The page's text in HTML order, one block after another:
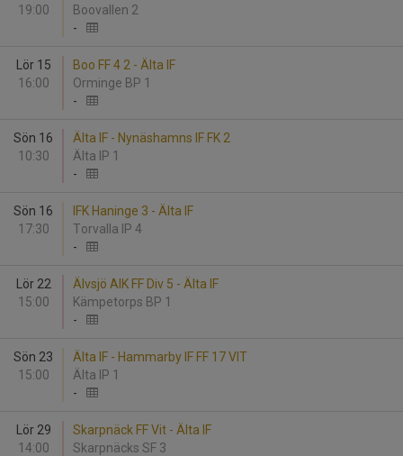
19:00
Boovallen 2
-
Lör 15
16:00
Boo FF 4 2 - Älta IF
Orminge BP 1
-
Sön 16
10:30
Älta IF - Nynäshamns IF FK 2
Älta IP 1
-
Sön 16
17:30
IFK Haninge 3 - Älta IF
Torvalla IP 4
-
Lör 22
15:00
Älvsjö AIK FF Div 5 - Älta IF
Kämpetorps BP 1
-
Sön 23
15:00
Älta IF - Hammarby IF FF 17 VIT
Älta IP 1
-
Lör 29
14:00
Skarpnäck FF Vit - Älta IF
Skarpnäcks SF 3